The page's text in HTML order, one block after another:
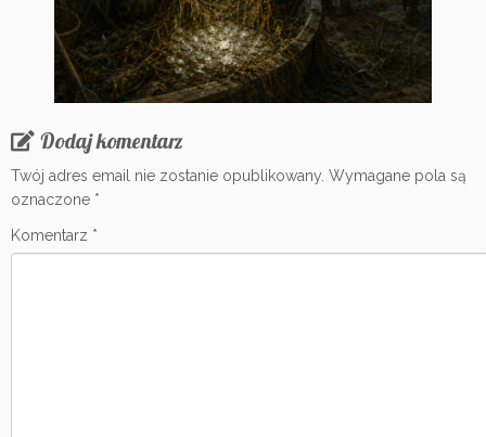
Dodaj komentarz
Twój adres email nie zostanie opublikowany. Wymagane pola są
oznaczone *
Komentarz *